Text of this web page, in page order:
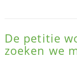
De petitie
zoeken we